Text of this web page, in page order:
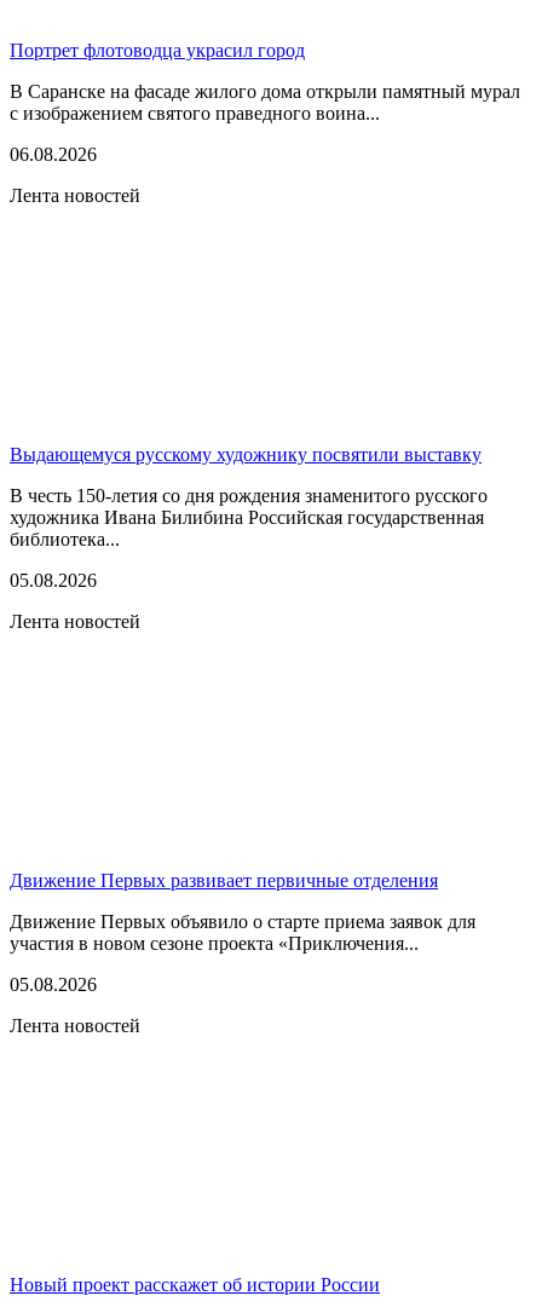
Портрет флотоводца украсил город
В Саранске на фасаде жилого дома открыли памятный мурал
с изображением святого праведного воина...
06.08.2026
Лента новостей
Выдающемуся русскому художнику посвятили выставку
В честь 150-летия со дня рождения знаменитого русского
художника Ивана Билибина Российская государственная
библиотека...
05.08.2026
Лента новостей
Движение Первых развивает первичные отделения
Движение Первых объявило о старте приема заявок для
участия в новом сезоне проекта «Приключения...
05.08.2026
Лента новостей
Новый проект расскажет об истории России